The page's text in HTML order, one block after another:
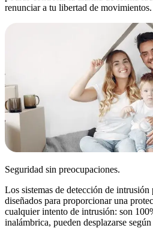
renunciar a tu libertad de movimientos.
Seguridad sin preocupaciones.
Los sistemas de detección de
diseñados para proporcionar una
cualquier intento de intrusión: son
inalámbrica, pueden desplazarse según